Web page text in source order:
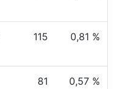
115 0,81 %
81 0,57 %